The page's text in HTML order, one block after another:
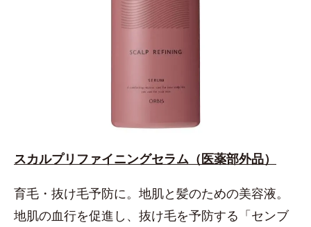
スカルプリファイニングセラム（医薬部外品）
育毛・抜け毛予防に。地肌と髪のための美容液。
地肌の血行を促進し、抜け毛を予防する「センブ